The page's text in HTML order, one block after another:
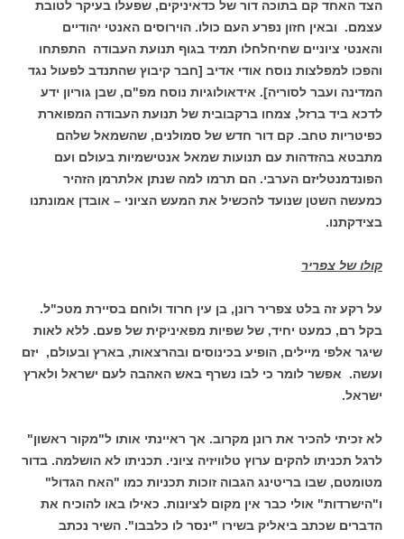
הצד האחד קם בתוכה דור של כדאיניקים, שפעלו בעיקר לטובת
עצמם. ובאין חזון נפרע העם כולו. הוירוסים האנטי יהודיים
והאנטי ציוניים שחיחלחלו תמיד בגוף תנועת העבודה התפתחו
והפכו למפלצות נוסח אודי אדיב [חבר קיבוץ שהתנדב לפעול נגד
המדינה ועבר לסוריה]. אידאולוגיות נוסח מפ"ם, שבן גוריון ידע
לדכא ביד ברזל, צמחו ברקבובית של תנועת העבודה המפוארת
כפיטריות טחב. קם דור חדש של סמולנים, שהשמאל שלהם
מתבטא בהזדהות עם תנועות שמאל אנטישמיות בעולם ועם
הפונדמנטליזם הערבי. הם תרמו למה שנתן אלתרמן הזהיר
כמעשה השטן שנועד להכשיל את המעש הציוני – אובדן אמונתנו
בצידקתנו.
קולו של צפריר
על רקע זה בלט צפריר רונן, בן עין חרוד ולוחם בסיירת מטכ"ל.
בקל רם, כמעט יחיד, של שפיות מפאיניקית של פעם. ללא לאות
שיגר אלפי מיילים, הופיע בכינוסים ובהרצאות, בארץ ובעולם, יזם
ועשה. אפשר לומר כי לבו נשרף באש האהבה לעם ישראל ולארץ
ישראל.
לא זכיתי להכיר את רונן מקרוב. אך ראיינתי אותו ל"מקור ראשון"
לרגל תכניתו להקים ערוץ טלוויזיה ציוני. תכניתו לא הושלמה. בדור
מטומטם, שבו בריטינג הגבוה זוכות תכניות כמו "האח הגדול"
ו"הישרדות" אולי כבר אין מקום לציונות. כאילו באו להוכיח את
הדברים שכתב ביאליק בשירו "ינסר לו כלבבו". השיר נכתב